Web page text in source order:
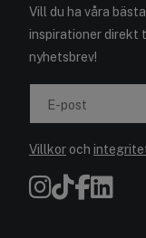
Vill du ha våra
inspirationer direkt
nyhetsbrev!
E-post
Villkor och